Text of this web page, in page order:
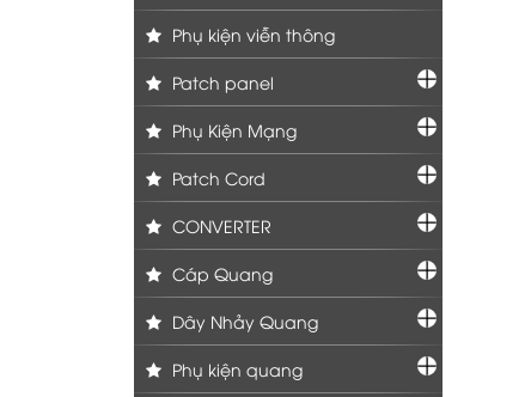
Phụ kiện viễn thông
Patch panel
Phụ Kiện Mạng
Patch Cord
CONVERTER
Cáp Quang
Dây Nhảy Quang
Phụ kiện quang